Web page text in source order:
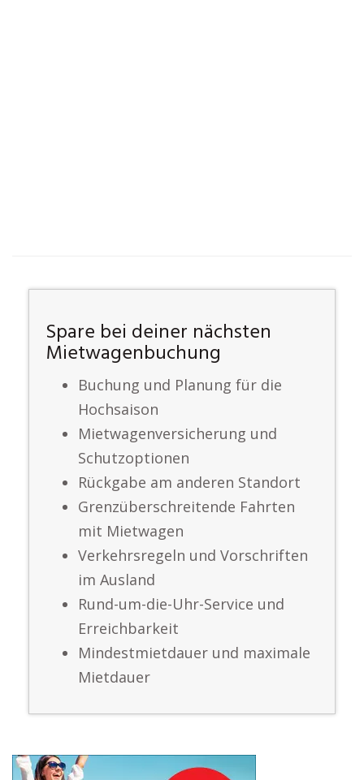
Spare bei deiner nächsten
Mietwagenbuchung
Buchung und Planung für die
Hochsaison
Mietwagenversicherung und
Schutzoptionen
Rückgabe am anderen Standort
Grenzüberschreitende Fahrten
mit Mietwagen
Verkehrsregeln und Vorschriften
im Ausland
Rund-um-die-Uhr-Service und
Erreichbarkeit
Mindestmietdauer und maximale
Mietdauer